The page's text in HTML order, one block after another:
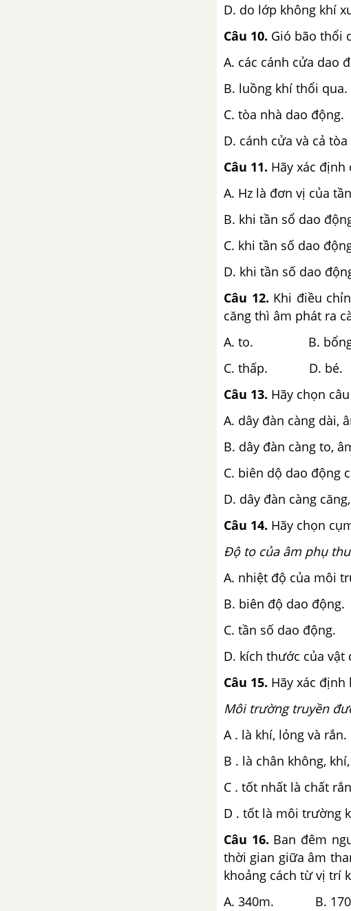
D. do lớp không khí
Câu 10. Gió bão thổi
A. các cánh cửa dao
B. luồng khí thổi qua.
C. tòa nhà dao động.
D. cánh cửa và cả
Câu 11. Hãy xác định
A. Hz là đơn vị của
B. khi tần sổ dao
C. khi tần số dao
D. khi tần số dao
Câu 12. Khi điều
căng thì âm phát ra
A. to. B.
C. thấp. D. bé.
Câu 13. Hãy chọn
A. dây đàn càng dài,
B. dây đàn càng to,
C. biên dộ dao động
D. dây đàn càng
Câu 14. Hãy chọn
Độ to của âm phụ
A. nhiệt độ của môi
B. biên độ dao động.
C. tần số dao động.
D. kích thước của vật
Câu 15. Hãy xác định
Môi trường truyền
A . là khí, lỏng và rắn.
B . là chân không,
C . tốt nhất là chất
D . tốt là môi trường
Câu 16. Ban đêm
thời gian giữa âm
khoảng cách từ vị trí
A. 340m. B.